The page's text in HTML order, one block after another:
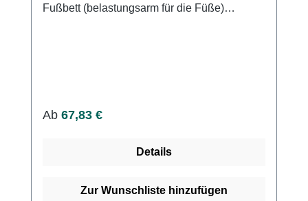
Fußbett (belastungsarm für die Füße)
uns und profitieren Sie von unserem
hervorragenden Kundenservice.
Regulärer Preis:
Ab 67,83 €
Details
Zur Wunschliste hinzufügen